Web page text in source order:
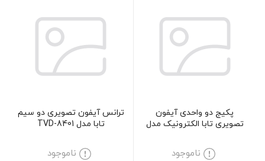
پکیج دو واحدی آیفون
تصویری تابا الکترونیک مدل
ناموجود
ترانس آیفون تصویری دو سیم
تابا مدل TVD-8401
ناموجود